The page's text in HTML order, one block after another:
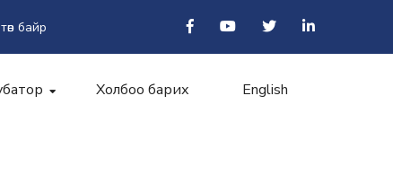
байр
Холбоо барих English